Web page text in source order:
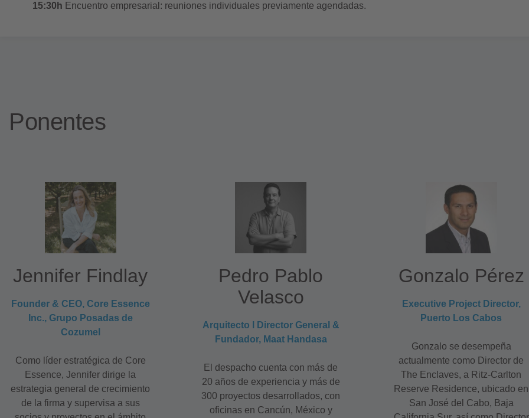
15:30h Encuentro empresarial: reuniones individuales previamente agendadas.
Ponentes
Jennifer Findlay
Founder & CEO, Core Essence
Inc., Grupo Posadas de
Cozumel
Como líder estratégica de Core
Essence, Jennifer dirige la
estrategia general de crecimiento
de la firma y supervisa a sus
Pedro Pablo
Velasco
Arquitecto l Director General &
Fundador, Maat Handasa
El despacho cuenta con más de
20 años de experiencia y más de
300 proyectos desarrollados, con
oficinas en Cancún, México y
Gonzalo Pérez
Executive Project Director,
Puerto Los Cabos
Gonzalo se desempeña
actualmente como Director de
The Enclaves, a Ritz-Carlton
Reserve Residence, ubicado en
San José del Cabo, Baja